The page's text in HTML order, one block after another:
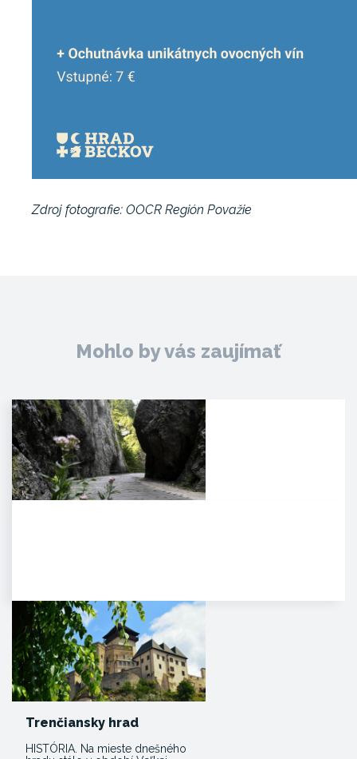
Zdroj fotografie: OOCR Región Považie
Mohlo by vás zaujímať
Trenčiansky hrad
HISTÓRIA. Na mieste dnešného